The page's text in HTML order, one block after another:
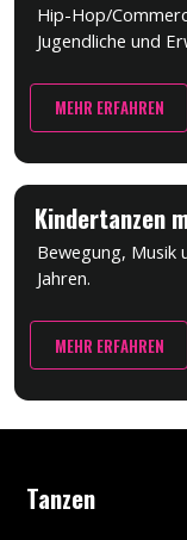
Hip-Hop/
Jugendliche und
MEHR ERFAHREN
Kindertanzen
Bewegung, Musik
Jahren.
MEHR ERFAHREN
Tanzen